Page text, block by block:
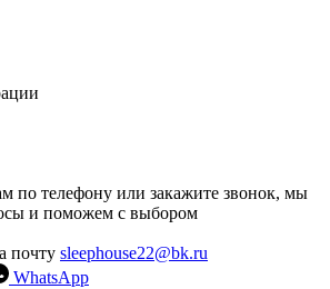
по телефону или закажите звонок, мы
и поможем с выбором
почту sleephouse22@bk.ru
WhatsApp